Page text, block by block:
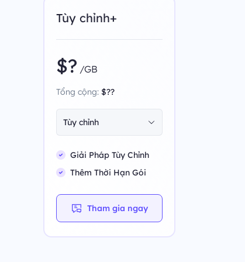
Tùy chỉnh+
$? /GB
Tổng cộng: $??
Tùy chỉnh
Giải Pháp Tùy Chỉnh
Thêm Thời Hạn Gói
Tham gia ngay